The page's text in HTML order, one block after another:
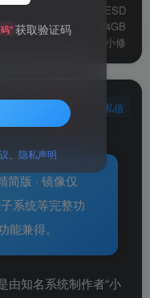
ESD
1.64GB
小修
关注 私信
简版 · 镜像仅
系统等完整功
兼得。
由知名系统制作者“小
” 获取验证码
隐私声明